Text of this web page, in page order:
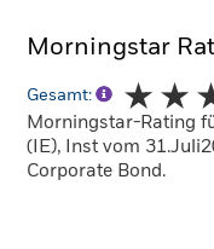
Morningstar
Gesamt:
Morningstar-Rating
(IE), Inst vom
Corporate Bond.